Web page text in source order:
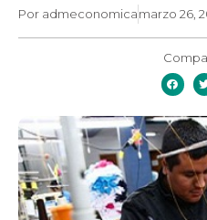
Por admeconomicamarzo 26,